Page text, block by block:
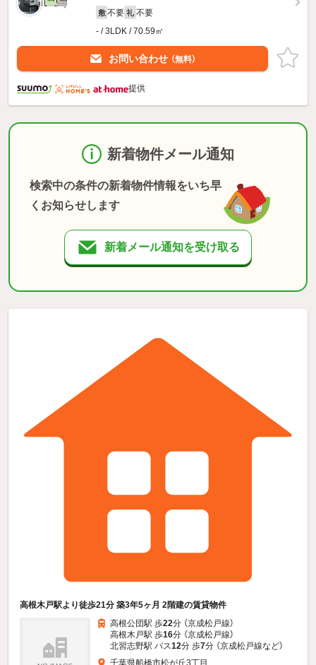
敷 不要 礼 不要
- / 3LDK / 70.59㎡
お問い合わせ （無料）
提供
新着物件メール通知
検索中の条件の新着物件情報をいち早
くお知らせします
新着メール通知を受け取る
高根木戸駅より徒歩21分 築3年5ヶ月 2階建の賃貸物件
高根公団駅 歩22分 （京成松戸線）
高根木戸駅 歩16分 （京成松戸線）
北習志野駅 バス12分 歩7分 （京成松戸線など）
千葉県船橋市松が丘3丁目